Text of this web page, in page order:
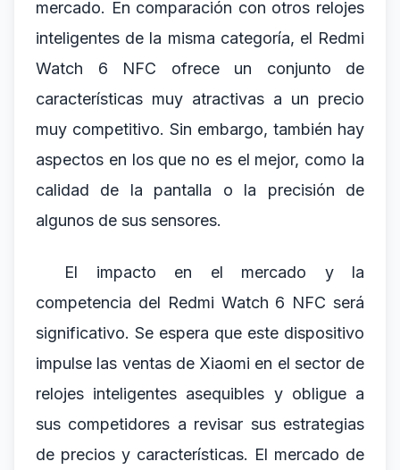
mercado. En comparación con otros relojes
inteligentes de la misma categoría, el Redmi
Watch 6 NFC ofrece un conjunto de
características muy atractivas a un precio
muy competitivo. Sin embargo, también hay
aspectos en los que no es el mejor, como la
calidad de la pantalla o la precisión de
algunos de sus sensores.
El impacto en el mercado y la
competencia del Redmi Watch 6 NFC será
significativo. Se espera que este dispositivo
impulse las ventas de Xiaomi en el sector de
relojes inteligentes asequibles y obligue a
sus competidores a revisar sus estrategias
de precios y características. El mercado de